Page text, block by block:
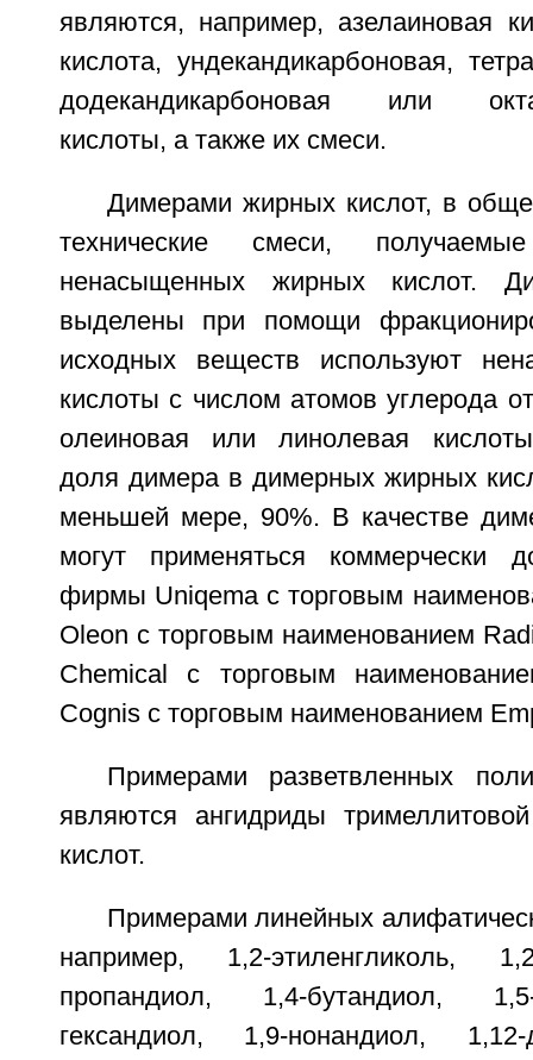
являются, например, азелаиновая
кислота, ундекандикарбоновая,
додекандикарбоновая или
кислоты, а также их смеси.
Димерами жирных кислот, в
технические смеси,
ненасыщенных жирных кислот.
выделены при помощи
исходных веществ используют
кислоты с числом атомов углерода
олеиновая или линолевая
доля димера в димерных жирных
меньшей мере, 90%. В качестве
могут применяться коммерчески
фирмы Uniqema с торговым
Oleon с торговым наименованием
Chemical с торговым
Cognis с торговым наименованием
Примерами разветвленных
являются ангидриды
кислот.
Примерами линейных
например, 1,2-этиленгликоль,
пропандиол, 1,4-бутандиол,
гександиол, 1,9-нонандиол,